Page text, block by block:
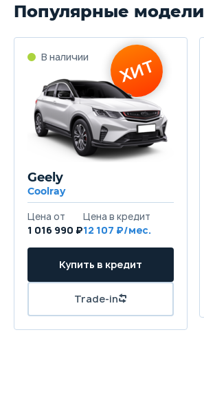
Популярные модели
Geely
Coolray
1 016 990 ₽12 107